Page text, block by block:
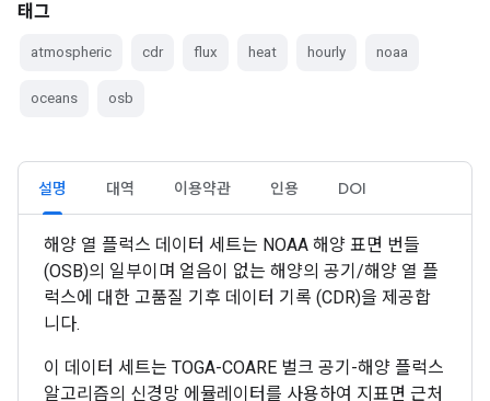
태그
atmospheric cdr flux heat hourly noaa
oceans osb
설명 대역 이용약관 인용 DOI
해양 열 플럭스 데이터 세트는 NOAA 해양 표면 번들
(OSB)의 일부이며 얼음이 없는 해양의 공기/해양 열 플
럭스에 대한 고품질 기후 데이터 기록 (CDR)을 제공합
니다.
이 데이터 세트는 TOGA-COARE 벌크 공기-해양 플럭스
알고리즘의 신경망 에뮬레이터를 사용하여 지표면 근처